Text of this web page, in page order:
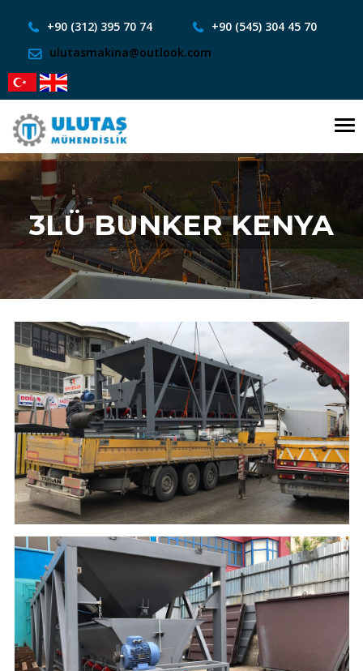
+90 (312) 395 70 74
+90 (545) 304 45 70
ulutasmakina@outlook.com
3LÜ BUNKER KENYA